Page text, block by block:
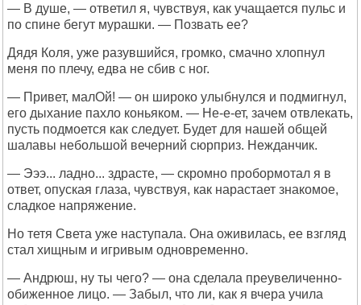
— В душе, — ответил я, чувствуя, как учащается пульс и
по спине бегут мурашки. — Позвать ее?
Дядя Коля, уже разувшийся, громко, смачно хлопнул
меня по плечу, едва не сбив с ног.
— Привет, малОй! — он широко улыбнулся и подмигнул,
его дыхание пахло коньяком. — Не-е-ет, зачем отвлекать,
пусть подмоется как следует. Будет для нашей общей
шалавы небольшой вечерний сюрприз. Нежданчик.
— Эээ... ладно... здрасте, — скромно пробормотал я в
ответ, опуская глаза, чувствуя, как нарастает знакомое,
сладкое напряжение.
Но тетя Света уже наступала. Она оживилась, ее взгляд
стал хищным и игривым одновременно.
— Андрюш, ну ты чего? — она сделала преувеличенно-
обиженное лицо. — Забыл, что ли, как я вчера учила